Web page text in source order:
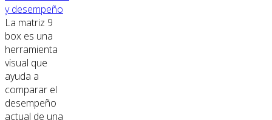
y desempeño
La matriz 9
box es una
herramienta
visual que
ayuda a
comparar el
desempeño
actual de una